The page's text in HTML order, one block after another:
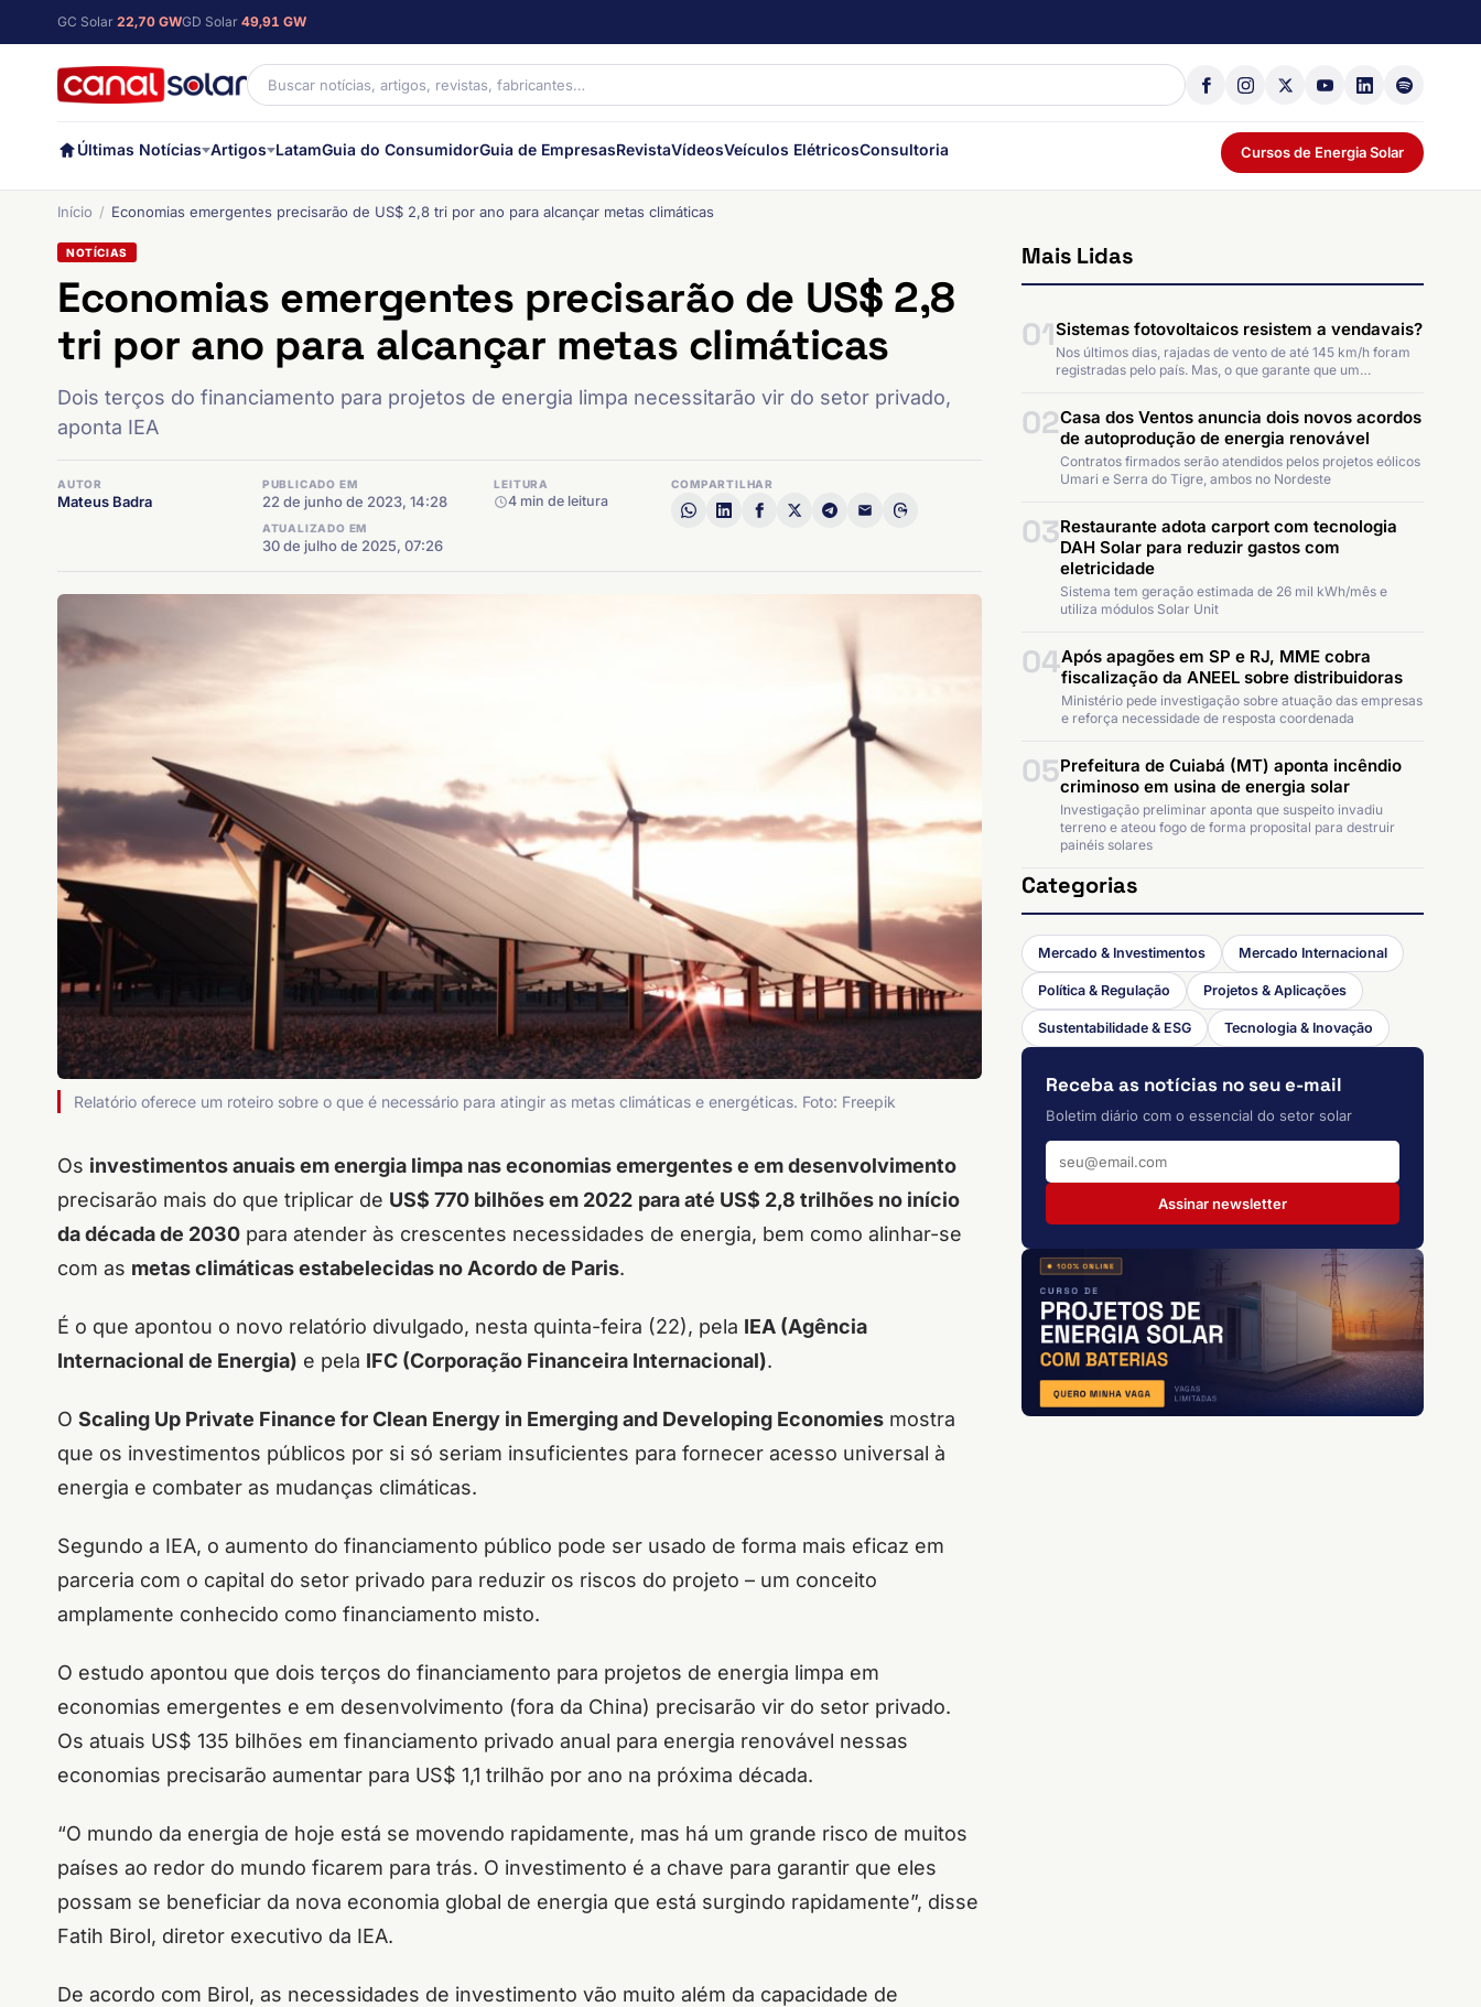
GC Solar 22,70 GWGD Solar 49,91 GW
Últimas Notícias Artigos LatamGuia do ConsumidorGuia de EmpresasRevistaVídeosVeículos ElétricosConsultoria Cursos de Energia Solar
Início Economias emergentes precisarão de US$ 2,8 tri por ano para alcançar metas climáticas
NOTÍCIAS
Economias emergentes precisarão de US$ 2,8
tri por ano para alcançar metas climáticas
Dois terços do financiamento para projetos de energia limpa necessitarão vir do setor privado,
aponta IEA
AUTOR
Mateus Badra
PUBLICADO EM
22 de junho de 2023, 14:28
ATUALIZADO EM
30 de julho de 2025, 07:26
LEITURA
4 min de leitura
COMPARTILHAR
Relatório oferece um roteiro sobre o que é necessário para atingir as metas climáticas e energéticas. Foto: Freepik
Os investimentos anuais em energia limpa nas economias emergentes e em desenvolvimento
precisarão mais do que triplicar de US$ 770 bilhões em 2022 para até US$ 2,8 trilhões no início
da década de 2030 para atender às crescentes necessidades de energia, bem como alinhar-se
com as metas climáticas estabelecidas no Acordo de Paris.
É o que apontou o novo relatório divulgado, nesta quinta-feira (22), pela IEA (Agência
Internacional de Energia) e pela IFC (Corporação Financeira Internacional).
O Scaling Up Private Finance for Clean Energy in Emerging and Developing Economies mostra
que os investimentos públicos por si só seriam insuficientes para fornecer acesso universal à
energia e combater as mudanças climáticas.
Segundo a IEA, o aumento do financiamento público pode ser usado de forma mais eficaz em
parceria com o capital do setor privado para reduzir os riscos do projeto – um conceito
amplamente conhecido como financiamento misto.
O estudo apontou que dois terços do financiamento para projetos de energia limpa em
economias emergentes e em desenvolvimento (fora da China) precisarão vir do setor privado.
Os atuais US$ 135 bilhões em financiamento privado anual para energia renovável nessas
economias precisarão aumentar para US$ 1,1 trilhão por ano na próxima década.
“O mundo da energia de hoje está se movendo rapidamente, mas há um grande risco de muitos
países ao redor do mundo ficarem para trás. O investimento é a chave para garantir que eles
possam se beneficiar da nova economia global de energia que está surgindo rapidamente”, disse
Fatih Birol, diretor executivo da IEA.
De acordo com Birol, as necessidades de investimento vão muito além da capacidade de
Mais Lidas
01Sistemas fotovoltaicos resistem a vendavais?
Nos últimos dias, rajadas de vento de até 145 km/h foram
registradas pelo país. Mas, o que garante que um…
02Casa dos Ventos anuncia dois novos acordos
de autoprodução de energia renovável
Contratos firmados serão atendidos pelos projetos eólicos
Umari e Serra do Tigre, ambos no Nordeste
03Restaurante adota carport com tecnologia
DAH Solar para reduzir gastos com
eletricidade
Sistema tem geração estimada de 26 mil kWh/mês e
utiliza módulos Solar Unit
04Após apagões em SP e RJ, MME cobra
fiscalização da ANEEL sobre distribuidoras
Ministério pede investigação sobre atuação das empresas
e reforça necessidade de resposta coordenada
05Prefeitura de Cuiabá (MT) aponta incêndio
criminoso em usina de energia solar
Investigação preliminar aponta que suspeito invadiu
terreno e ateou fogo de forma proposital para destruir
painéis solares
Categorias
Mercado & Investimentos Mercado Internacional
Política & Regulação Projetos & Aplicações
Sustentabilidade & ESG Tecnologia & Inovação
Receba as notícias no seu e-mail
Boletim diário com o essencial do setor solar
Assinar newsletter